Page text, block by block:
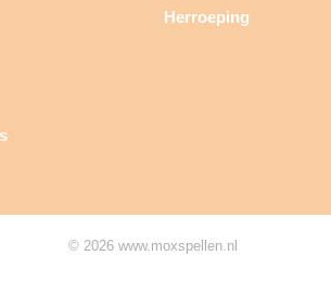
Herroeping
© 2026 www.moxspellen.nl